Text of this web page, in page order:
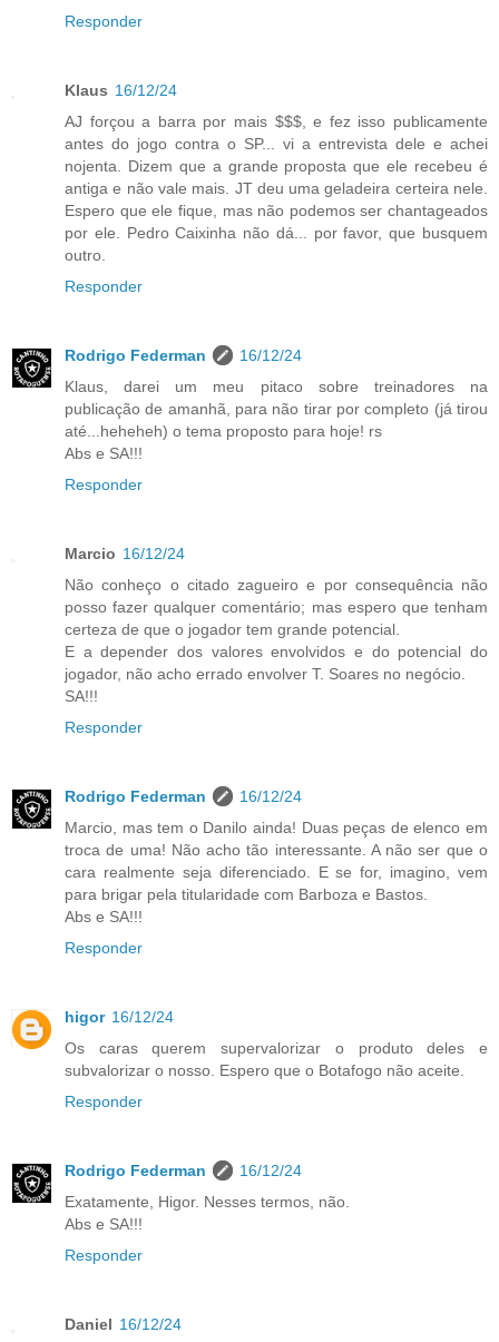
Responder
Klaus 16/12/24
AJ forçou a barra por mais $$$, e fez isso publicamente
antes do jogo contra o SP... vi a entrevista dele e achei
nojenta. Dizem que a grande proposta que ele recebeu é
antiga e não vale mais. JT deu uma geladeira certeira nele.
Espero que ele fique, mas não podemos ser chantageados
por ele. Pedro Caixinha não dá... por favor, que busquem
outro.
Responder
Rodrigo Federman
16/12/24
Klaus, darei um meu pitaco sobre treinadores na
publicação de amanhã, para não tirar por completo (já tirou
até...heheheh) o tema proposto para hoje! rs
Abs e SA!!!
Responder
Marcio 16/12/24
Não conheço o citado zagueiro e por consequência não
posso fazer qualquer comentário; mas espero que tenham
certeza de que o jogador tem grande potencial.
E a depender dos valores envolvidos e do potencial do
jogador, não acho errado envolver T. Soares no negócio.
SA!!!
Responder
Rodrigo Federman
16/12/24
Marcio, mas tem o Danilo ainda! Duas peças de elenco em
troca de uma! Não acho tão interessante. A não ser que o
cara realmente seja diferenciado. E se for, imagino, vem
para brigar pela titularidade com Barboza e Bastos.
Abs e SA!!!
Responder
higor 16/12/24
Os caras querem supervalorizar o produto deles e
subvalorizar o nosso. Espero que o Botafogo não aceite.
Responder
Rodrigo Federman
16/12/24
Exatamente, Higor. Nesses termos, não.
Abs e SA!!!
Responder
Daniel 16/12/24